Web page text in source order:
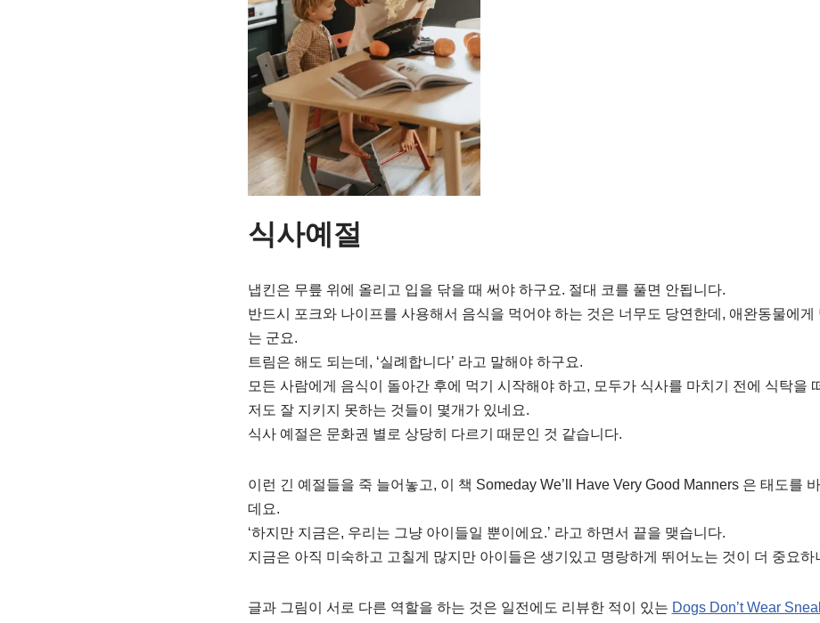
식사예절
냅킨은 무릎 위에 올리고 입을 닦을 때 써야 하구요. 절대 코를 풀면 안됩니다.
반드시 포크와 나이프를 사용해서 음식을 먹어야 하는 것은 너무도 당연한데, 애완동물에게
는 군요.
트림은 해도 되는데, ‘실례합니다’ 라고 말해야 하구요.
모든 사람에게 음식이 돌아간 후에 먹기 시작해야 하고, 모두가 식사를 마치기 전에 식탁을
저도 잘 지키지 못하는 것들이 몇개가 있네요.
식사 예절은 문화권 별로 상당히 다르기 때문인 것 같습니다.
이런 긴 예절들을 죽 늘어놓고, 이 책 Someday We’ll Have Very Good Manners 은 태도를
데요.
‘하지만 지금은, 우리는 그냥 아이들일 뿐이에요.’ 라고 하면서 끝을 맺습니다.
지금은 아직 미숙하고 고칠게 많지만 아이들은 생기있고 명랑하게 뛰어노는 것이 더 중요하
글과 그림이 서로 다른 역할을 하는 것은 일전에도 리뷰한 적이 있는 Dogs Don’t Wear